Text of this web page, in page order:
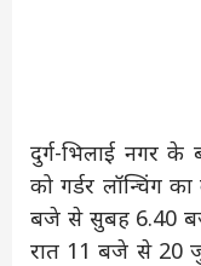
दुर्ग-भिलाई नगर
को गर्डर लॉन्चिंग
बजे से सुबह 6.40
रात 11 बजे से 20